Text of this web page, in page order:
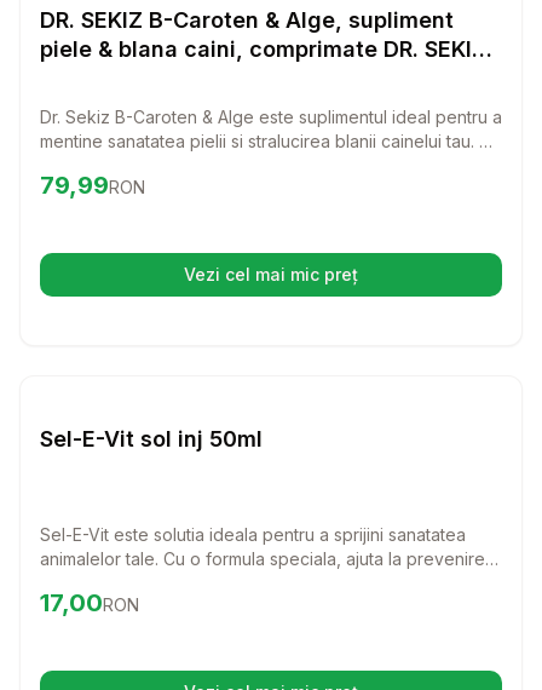
Vitamine & Suplimente Caini
DR. SEKIZ B-Caroten & Alge, supliment
piele & blana caini, comprimate DR. SEKIZ
& blana caini, flacon, 100 comprimate
Dr. Sekiz B-Caroten & Alge este suplimentul ideal pentru a
mentine sanatatea pielii si stralucirea blanii cainelui tau. Cu
de administrat si aduce beneficii vizibile in doar cateva
Preț:79.99
79,99RON
Vezi cel mai mic preț(se deschide într-o filă nouă)
Sel-E-Vit sol inj 50ml
Sel-E-Vit este solutia ideala pentru a sprijini sanatatea
animalelor tale. Cu o formula speciala, ajuta la prevenirea
Preț:17.00
17,00RON